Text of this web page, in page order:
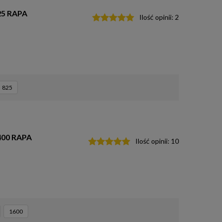
RAPA Ilość opinii: 2
825
RAPA Ilość opinii: 10
1600